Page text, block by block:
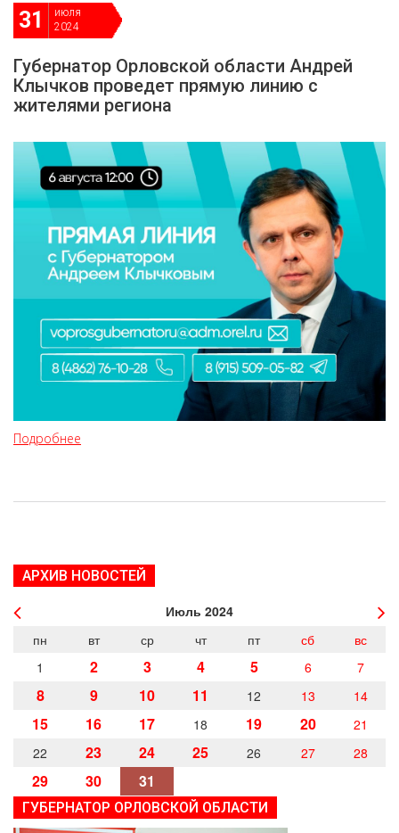
31
июля
2024
Губернатор Орловской области Андрей
Клычков проведет прямую линию с
жителями региона
Подробнее
АРХИВ НОВОСТЕЙ
Июль 2024
пн
вт ср чт пт сб
вс
1
2 3 4 5 6 7
8 9 10 11 12 13 14
15 16 17 18 19 20
21
22
23 24 25 26 27 28
29 30 31
ГУБЕРНАТОР ОРЛОВСКОЙ ОБЛАСТИ